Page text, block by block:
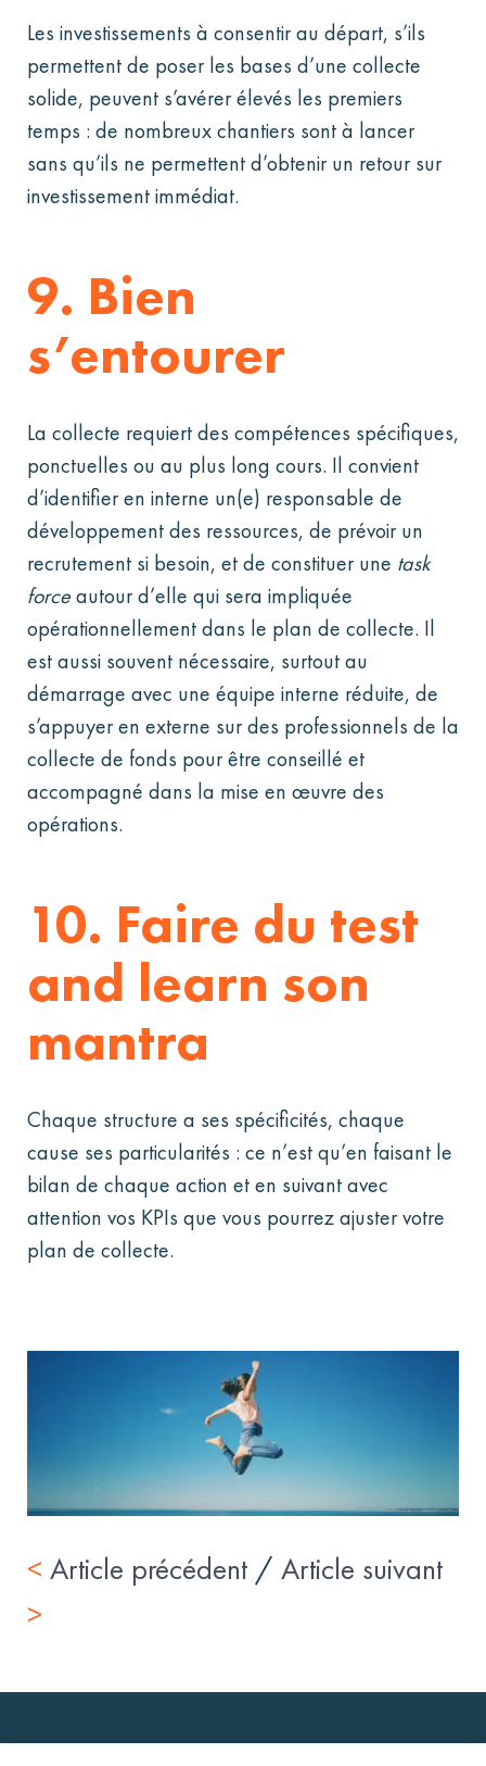
Les investissements à consentir au départ, s’ils
permettent de poser les bases d’une collecte
solide, peuvent s’avérer élevés les premiers
temps : de nombreux chantiers sont à lancer
sans qu’ils ne permettent d’obtenir un retour sur
investissement immédiat.
9. Bien
s’entourer
La collecte requiert des compétences spécifiques,
ponctuelles ou au plus long cours. Il convient
d’identifier en interne un(e) responsable de
développement des ressources, de prévoir un
recrutement si besoin, et de constituer une task
forceautour d’elle qui sera impliquée
opérationnellement dans le plan de collecte. Il
est aussi souvent nécessaire, surtout au
démarrage avec une équipe interne réduite, de
s’appuyer en externe sur des professionnels de la
collecte de fonds pour être conseillé et
accompagné dans la mise en œuvre des
opérations.
10. Faire du test
and learn son
mantra
Chaque structure a ses spécificités, chaque
cause ses particularités : ce n’est qu’en faisant le
bilan de chaque action et en suivant avec
attention vos KPIs que vous pourrez ajuster votre
plan de collecte.
< Article précédent / Article suivant
>